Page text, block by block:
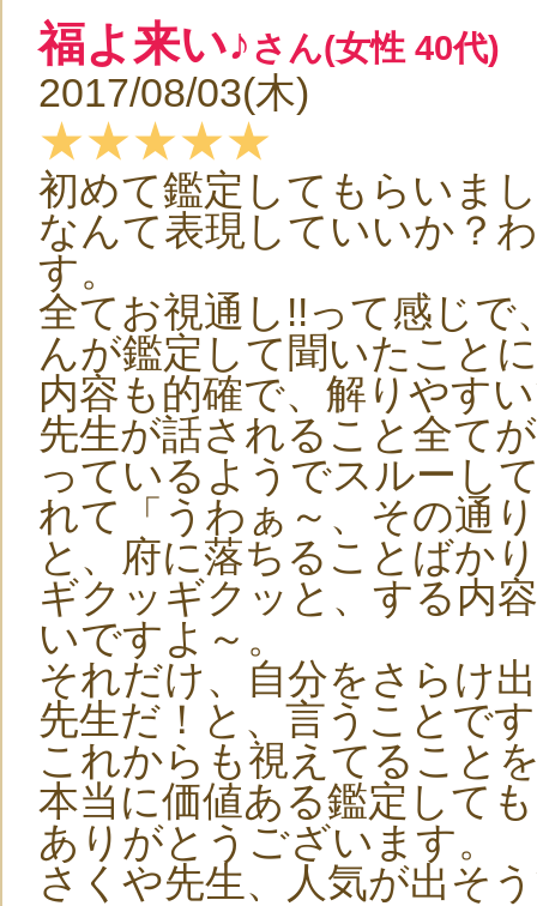
福よ来い♪ さん(女性 40代)
2017/08/03(木)
★★★★★
初めて鑑定してもらいま
なんて表現していいか？
す。
全てお視通し!!って感じで
んが鑑定して聞いたこと
内容も的確で、解りやす
先生が話されること全て
っているようでスルーし
れて「うわぁ～、その通
と、府に落ちることばか
ギクッギクッと、する内
いですよ～。
それだけ、自分をさらけ
先生だ！と、言うことで
これからも視えてること
本当に価値ある鑑定して
ありがとうございます。
さくや先生、人気が出そ